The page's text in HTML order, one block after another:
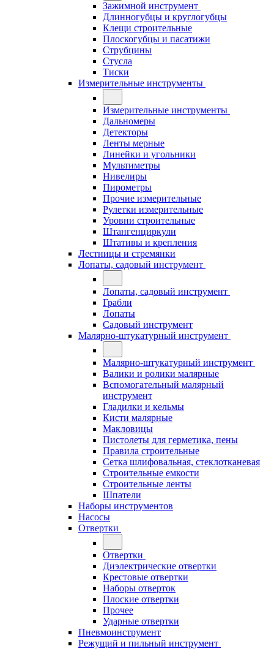
Зажимной инструмент
Длинногубцы и круглогубцы
Клещи строительные
Плоскогубцы и пасатижи
Струбцины
Стусла
Тиски
Измерительные инструменты
Измерительные инструменты
Дальномеры
Детекторы
Ленты мерные
Линейки и угольники
Мультиметры
Нивелиры
Пирометры
Прочие измерительные
Рулетки измерительные
Уровни строительные
Штангенциркули
Штативы и крепления
Лестницы и стремянки
Лопаты, садовый инструмент
Лопаты, садовый инструмент
Грабли
Лопаты
Садовый инструмент
Малярно-штукатурный инструмент
Малярно-штукатурный инструмент
Валики и ролики малярные
Вспомогательный малярный
инструмент
Гладилки и кельмы
Кисти малярные
Макловицы
Пистолеты для герметика, пены
Правила строительные
Сетка шлифовальная, стеклотканевая
Строительные емкости
Строительные ленты
Шпатели
Наборы инструментов
Насосы
Отвертки
Отвертки
Диэлектрические отвертки
Крестовые отвертки
Наборы отверток
Плоские отвертки
Прочее
Ударные отвертки
Пневмоинструмент
Режущий и пильный инструмент